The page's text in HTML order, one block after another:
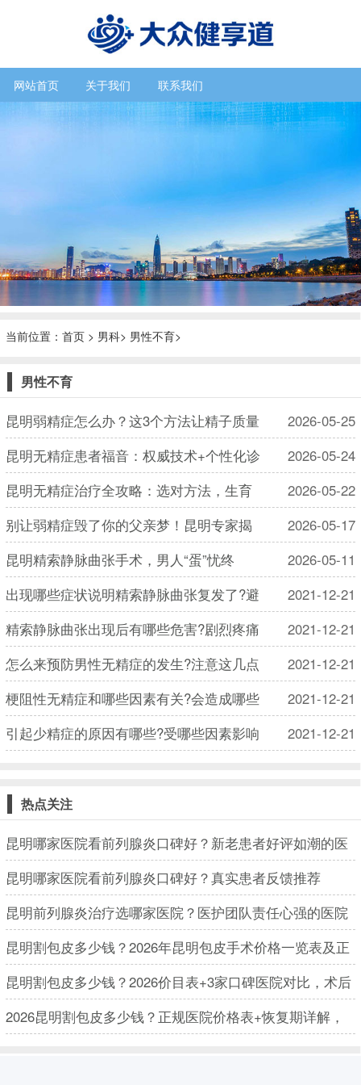
网站首页 关于我们 联系我们
当前位置： 首页 > 男科> 男性不育>
男性不育
昆明弱精症怎么办？这3个方法让精子质量
2026-05-25
昆明无精症患者福音：权威技术+个性化诊
2026-05-24
昆明无精症治疗全攻略：选对方法，生育
2026-05-22
别让弱精症毁了你的父亲梦！昆明专家揭
2026-05-17
昆明精索静脉曲张手术，男人“蛋”忧终
2026-05-11
出现哪些症状说明精索静脉曲张复发了?避
2021-12-21
精索静脉曲张出现后有哪些危害?剧烈疼痛
2021-12-21
怎么来预防男性无精症的发生?注意这几点
2021-12-21
梗阻性无精症和哪些因素有关?会造成哪些
2021-12-21
引起少精症的原因有哪些?受哪些因素影响
2021-12-21
热点关注
昆明哪家医院看前列腺炎口碑好？新老患者好评如潮的医
院
昆明哪家医院看前列腺炎口碑好？真实患者反馈推荐
昆明前列腺炎治疗选哪家医院？医护团队责任心强的医院
昆明割包皮多少钱？2026年昆明包皮手术价格一览表及正
规医院推荐
昆明割包皮多少钱？2026价目表+3家口碑医院对比，术后
恢复实测分享
2026昆明割包皮多少钱？正规医院价格表+恢复期详解，